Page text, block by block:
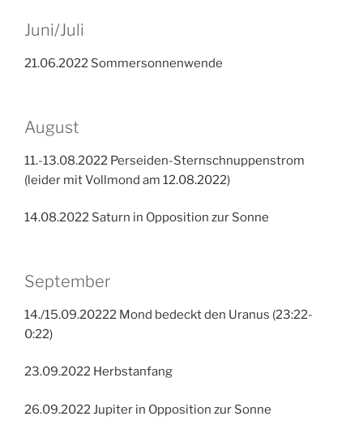
Juni/Juli
21.06.2022 Sommersonnenwende
August
11.-13.08.2022 Perseiden-Sternschnuppenstrom
(leider mit Vollmond am 12.08.2022)
14.08.2022 Saturn in Opposition zur Sonne
September
14./15.09.20222 Mond bedeckt den Uranus (23:22-
0:22)
23.09.2022 Herbstanfang
26.09.2022 Jupiter in Opposition zur Sonne